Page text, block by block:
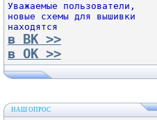
Уважаемые пользователи,
новые схемы для вышивки
находятся
в ВК >>
в ОК >>
НАШ ОПРОС